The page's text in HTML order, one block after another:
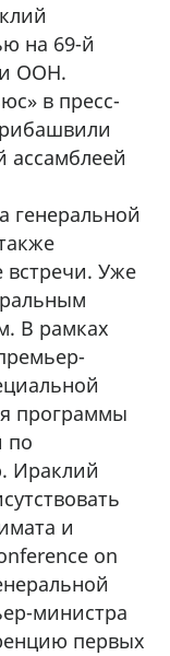
на 69-й
ООН.
в пресс-
ассамблеей
генеральной
встречи. Уже
В рамках
программы
по
Ираклий
и
on
министра
первых